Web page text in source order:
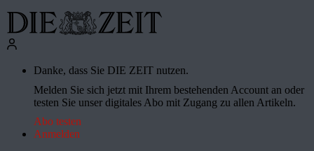
Danke, dass Sie DIE ZEIT nutzen.
Melden Sie sich jetzt mit Ihrem bestehenden Account an oder
testen Sie unser digitales Abo mit Zugang zu allen Artikeln.
Abo testen
Anmelden